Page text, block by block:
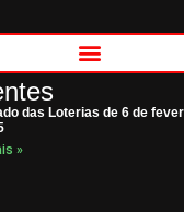
das Loterias de 6 de
»